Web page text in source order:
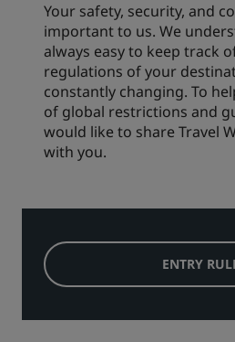
Your safety, security, and
important to us. We
always easy to keep track
regulations of your
constantly changing. To
of global restrictions and
would like to share Travel
with you.
ENTRY